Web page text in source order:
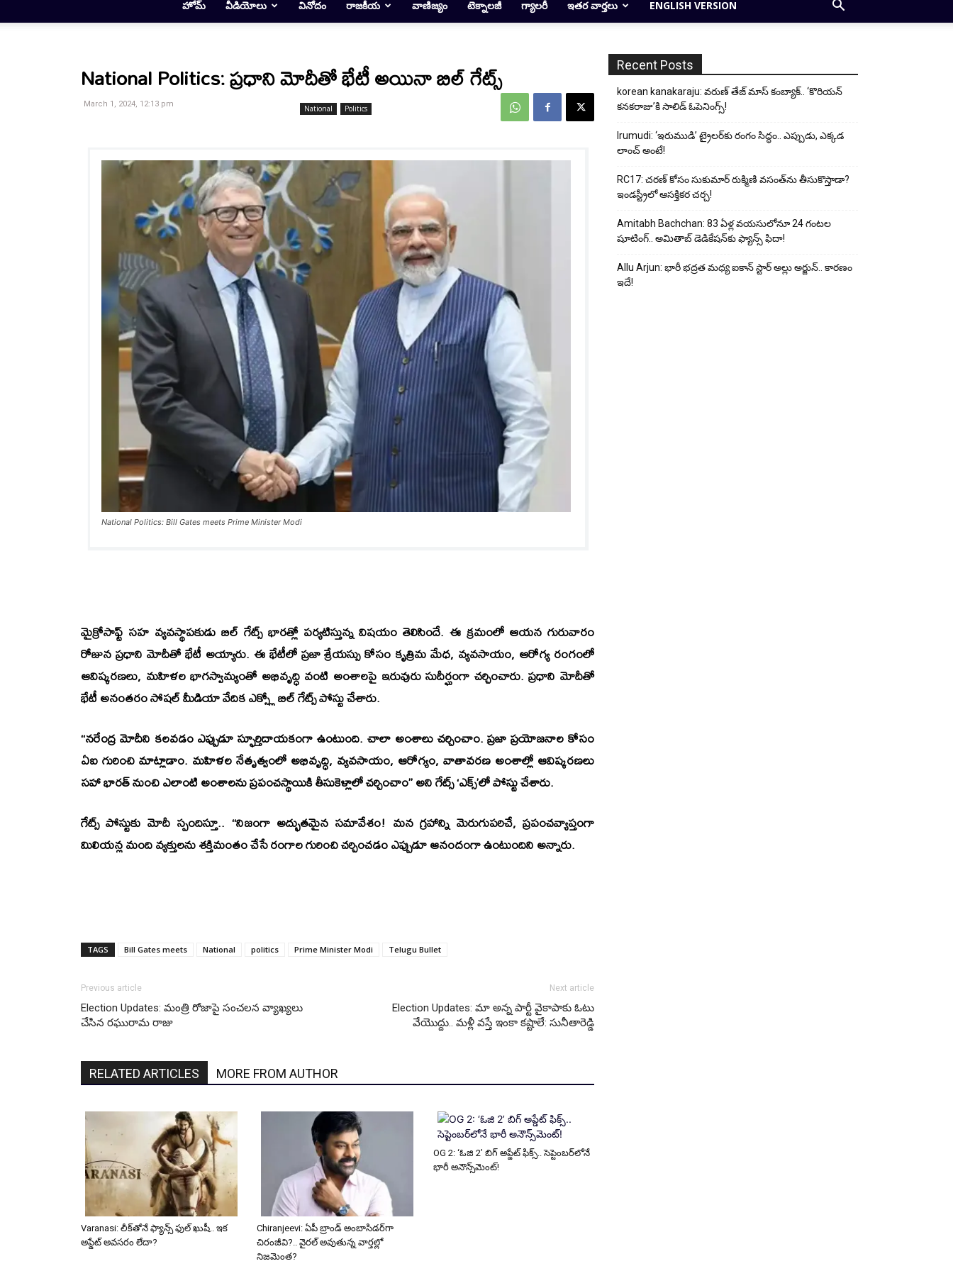
హోమ్ వీడియోలు వినోదం రాజకీయ వాణిజ్యం టెక్నాలజీ గ్యాలరీ ఇతర వార్తలు ENGLISH VERSION
National Politics
National Politics: ప్రధాని మోదీతో భేటీ అయినా బిల్‌ గేట్స్‌
March 1, 2024, 12:13 pm
National Politics: Bill Gates meets Prime Minister Modi
మైక్రోసాఫ్ట్‌ సహ వ్యవస్థాపకుడు బిల్‌ గేట్స్‌ భారత్లో పర్యటిస్తున్న విషయం తెలిసిందే. ఈ క్రమంలో ఆయన గురువారం
రోజున ప్రధాని మోదీతో భేటీ అయ్యారు. ఈ భేటీలో ప్రజా శ్రేయస్సు కోసం కృత్రిమ మేధ, వ్యవసాయం, ఆరోగ్య రంగంలో
ఆవిష్కరణలు, మహిళల భాగస్వామ్యంతో అభివృద్ధి వంటి అంశాలపై ఇరువురు సుదీర్ఘంగా చర్చించారు. ప్రధాని మోదీతో
భేటీ అనంతరం సోషల్ మీడియా వేదిక ఎక్స్లో బిల్ గేట్స్ పోస్టు చేశారు.
‘‘నరేంద్ర మోదీని కలవడం ఎప్పుడూ స్ఫూర్తిదాయకంగా ఉంటుంది. చాలా అంశాలు చర్చించాం. ప్రజా ప్రయోజనాల కోసం
ఏఐ గురించి మాట్లాడాం. మహిళల నేతృత్వంలో అభివృద్ధి, వ్యవసాయం, ఆరోగ్యం, వాతావరణ అంశాల్లో ఆవిష్కరణలు
సహా భారత్‌ నుంచి ఎలాంటి అంశాలను ప్రపంచస్థాయికి తీసుకెళ్లాలో చర్చించాం’’ అని గేట్స్‌ ‘ఎక్స్‌’లో పోస్టు చేశారు.
గేట్స్‌ పోస్టుకు మోదీ స్పందిస్తూ.. ‘‘నిజంగా అద్భుతమైన సమావేశం! మన గ్రహాన్ని మెరుగుపరిచే, ప్రపంచవ్యాప్తంగా
మిలియన్ల మంది వ్యక్తులను శక్తిమంతం చేసే రంగాల గురించి చర్చించడం ఎప్పుడూ ఆనందంగా ఉంటుందిని అన్నారు.
TAGS Bill Gates meets National politics Prime Minister Modi Telugu Bullet
Previous article
Election Updates: మంత్రి రోజాపై సంచలన వ్యాఖ్యలు
చేసిన రఘురామ రాజు
Next article
Election Updates: మా అన్న పార్టీ వైకాపాకు ఓటు
వేయొద్దు.. మళ్లీ వస్తే ఇంకా కష్టాలే: సునీతారెడ్డి
RELATED ARTICLES MORE FROM AUTHOR
Varanasi: లీక్‌తోనే ఫ్యాన్స్ ఫుల్ ఖుషీ.. ఇక
అప్డేట్ అవసరం లేదా?
Chiranjeevi: ఏపీ బ్రాండ్ అంబాసిడర్‌గా
చిరంజీవి?.. వైరల్ అవుతున్న వార్తల్లో
నిజమెంత?
OG 2: ‘ఓజి 2’ బిగ్ అప్డేట్ ఫిక్స్.. సెప్టెంబర్‌లోనే
భారీ అనౌన్స్‌మెంట్!
Recent Posts
korean kanakaraju: వరుణ్ తేజ్ మాస్ కంబ్యాక్.. ‘కొరియన్
కనకరాజు’కి సాలిడ్ ఓపెనింగ్స్!
Irumudi: ‘ఇరుముడి’ ట్రైలర్‌కు రంగం సిద్ధం.. ఎప్పుడు, ఎక్కడ
లాంచ్ అంటే!
RC17: చరణ్ కోసం సుకుమార్ రుక్మిణి వసంత్‌ను తీసుకొస్తాడా?
ఇండస్ట్రీలో ఆసక్తికర చర్చ!
Amitabh Bachchan: 83 ఏళ్ల వయసులోనూ 24 గంటల
షూటింగ్.. అమితాబ్ డెడికేషన్‌కు ఫ్యాన్స్ ఫిదా!
Allu Arjun: భారీ భద్రత మధ్య ఐకాన్ స్టార్ అల్లు అర్జున్.. కారణం
ఇదే!